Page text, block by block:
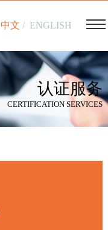
中文 / ENGLISH
认证服务
CERTIFICATION SERVICES